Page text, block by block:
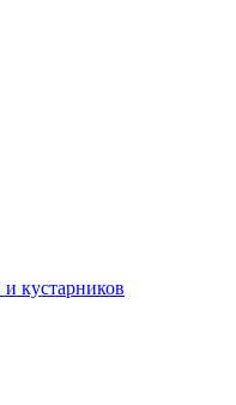
кустарников